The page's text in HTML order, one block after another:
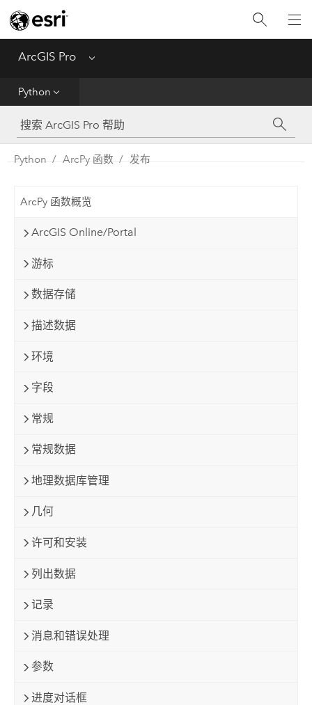
ArcGIS Pro Menu
Python
工具参考
Python
Python ArcPy 函数 发布
ArcPy 函数概览
ArcGIS Online/Portal
游标
数据存储
描述数据
环境
字段
常规
常规数据
地理数据库管理
几何
许可和安装
列出数据
记录
消息和错误处理
参数
进度对话框